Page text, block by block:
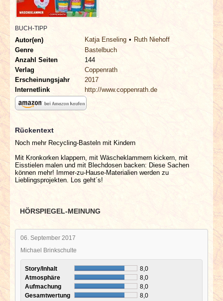
LINKS
ARCHIV
BUCH-TIPP
Autor(en) Katja Enseling
Ruth Niehoff
Genre
Bastelbuch
Anzahl Seiten
144
Verlag
Coppenrath
Erscheinungsjahr
2017
Internetlink
http://www.coppenrath.de
Rückentext
Noch mehr Recycling-Basteln mit Kindern
Mit Kronkorken klappern, mit Wäscheklammern kickern, mit
Eisstielen malen und mit Blechdosen backen: Diese Sachen
können mehr! Immer-zu-Hause-Materialien werden zu
Lieblingsprojekten. Los geht´s!
HÖRSPIEGEL-MEINUNG
06. September 2017
Michael Brinkschulte
Story/Inhalt
8,0
Atmosphäre
8,0
Aufmachung
8,0
Gesamtwertung
8,0